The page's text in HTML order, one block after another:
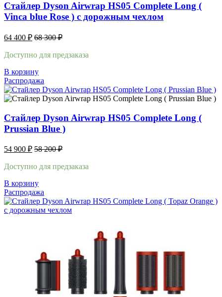
Стайлер Dyson Airwrap HS05 Complete Long (
Vinca blue Rose ) с дорожным чехлом
64 400 ₽ 68 300₽
Доступно для предзаказа
В корзину
Распродажа
Стайлер Dyson Airwrap HS05 Complete Long (
Prussian Blue )
54 900 ₽ 58 200₽
Доступно для предзаказа
В корзину
Распродажа